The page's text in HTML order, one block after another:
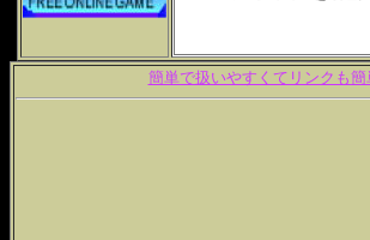
簡単で扱いやすくてリンクも